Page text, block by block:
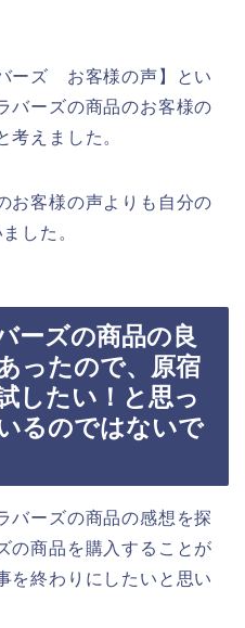
ーズ お客様の声】とい
バーズの商品のお客様の
考えました。
お客様の声よりも自分の
した。
ーズの商品の良
ったので、原宿
したい！と思っ
るのではないで
バーズの商品の感想を探
の商品を購入することが
を終わりにしたいと思い